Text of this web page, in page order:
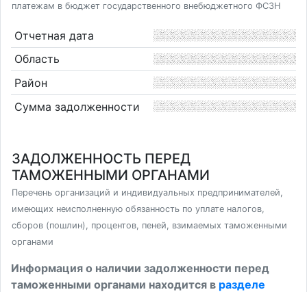
платежам в бюджет государственного внебюджетного ФСЗН
Отчетная дата
Область
Район
Сумма задолженности
ЗАДОЛЖЕННОСТЬ ПЕРЕД
ТАМОЖЕННЫМИ ОРГАНАМИ
Перечень организаций и индивидуальных предпринимателей,
имеющих неисполненную обязанность по уплате налогов,
сборов (пошлин), процентов, пеней, взимаемых таможенными
органами
Информация о наличии задолженности перед
таможенными органами находится в разделе